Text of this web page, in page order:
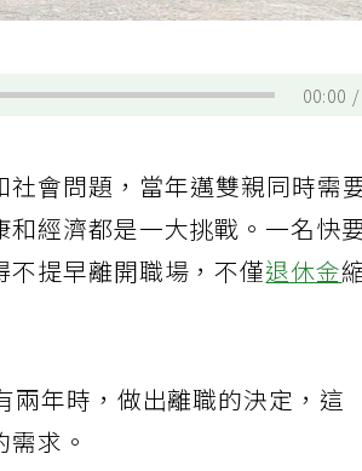
00:00
社會問題，當年邁雙親同時需
和經濟都是一大挑戰。一名快
不提早離開職場，不僅退休金
兩年時，做出離職的決定，這
求。